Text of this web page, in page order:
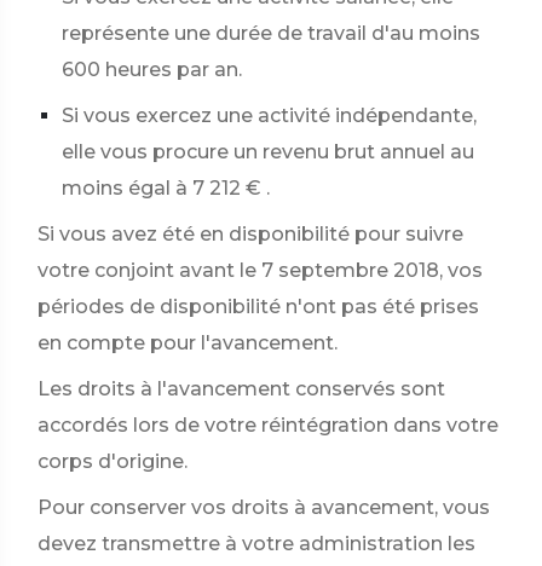
représente une durée de travail d'au moins
600 heures par an.
Si vous exercez une activité indépendante,
elle vous procure un revenu brut annuel au
moins égal à 7 212 € .
Si vous avez été en disponibilité pour suivre
votre conjoint avant le 7 septembre 2018, vos
périodes de disponibilité n'ont pas été prises
en compte pour l'avancement.
Les droits à l'avancement conservés sont
accordés lors de votre réintégration dans votre
corps d'origine.
Pour conserver vos droits à avancement, vous
devez transmettre à votre administration les